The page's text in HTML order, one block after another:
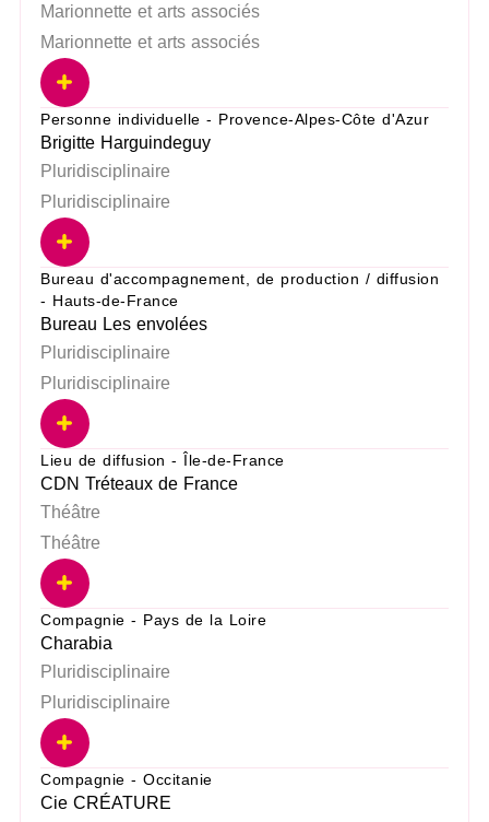
Marionnette et arts associés
Marionnette et arts associés
Personne individuelle - Provence-Alpes-Côte d'Azur
Brigitte Harguindeguy
Pluridisciplinaire
Pluridisciplinaire
Bureau d'accompagnement, de production / diffusion
- Hauts-de-France
Bureau Les envolées
Pluridisciplinaire
Pluridisciplinaire
Lieu de diffusion - Île-de-France
CDN Tréteaux de France
Théâtre
Théâtre
Compagnie - Pays de la Loire
Charabia
Pluridisciplinaire
Pluridisciplinaire
Compagnie - Occitanie
Cie CRÉATURE